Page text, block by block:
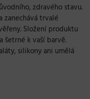
zdravého stavu.
zanechává trvalé
Složení produktu
šetrné k vaší barvě.
silikony ani umělá